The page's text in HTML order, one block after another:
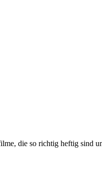
die so richtig heftig sind